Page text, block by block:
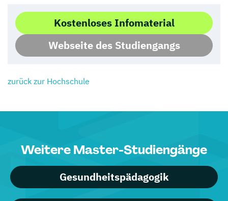
Kostenloses Infomaterial
Webseite des Studiengangs
zurück zur Hochschule
Weitere Master-Studiengänge
Gesundheitspädagogik